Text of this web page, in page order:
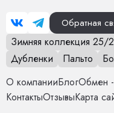
Обратная
Зимняя коллекция 25/
Дубленки
Пальто
О компанииБлогОбмен -
КонтактыОтзывыКарта